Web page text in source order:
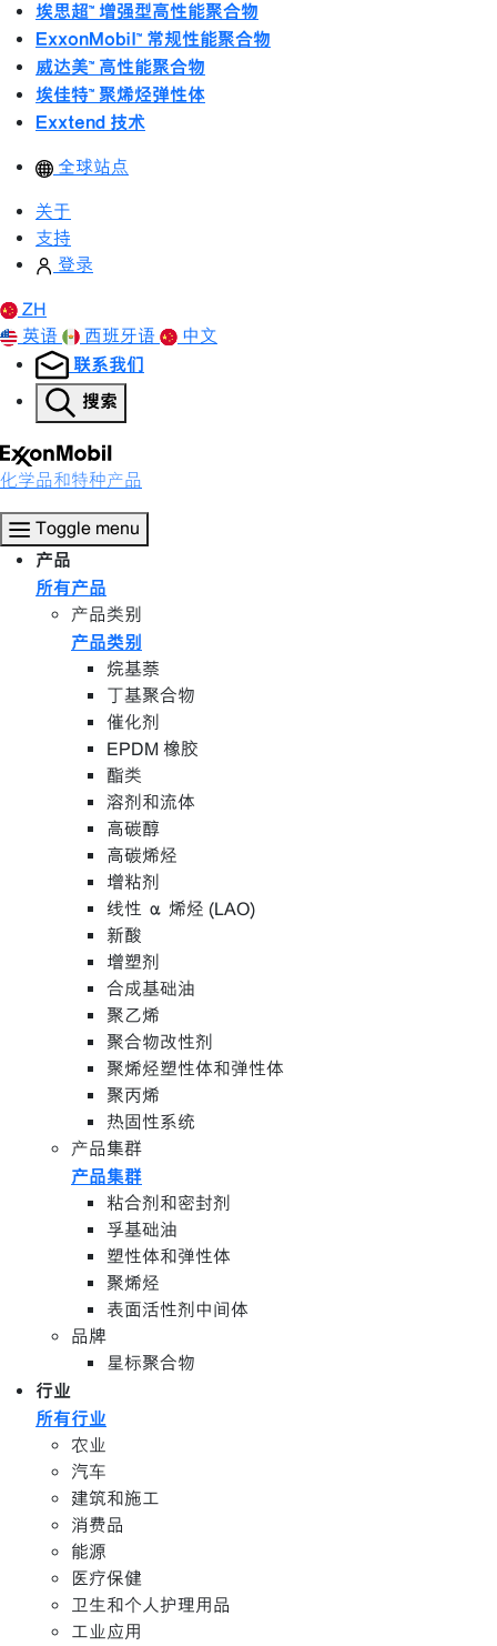
埃思超™ 增强型高性能聚合物
ExxonMobil™ 常规性能聚合物
威达美™ 高性能聚合物
埃佳特™ 聚烯烃弹性体
Exxtend 技术
全球站点
关于
支持
登录
ZH
英语
西班牙语 中文
联系我们
搜索
化学品和特种产品
Toggle menu
产品
所有产品
产品类别
产品类别
烷基萘
丁基聚合物
催化剂
EPDM 橡胶
酯类
溶剂和流体
高碳醇
高碳烯烃
增粘剂
线性 α 烯烃 (LAO)
新酸
增塑剂
合成基础油
聚乙烯
聚合物改性剂
聚烯烃塑性体和弹性体
聚丙烯
热固性系统
产品集群
产品集群
粘合剂和密封剂
孚基础油
塑性体和弹性体
聚烯烃
表面活性剂中间体
品牌
星标聚合物
行业
所有行业
农业
汽车
建筑和施工
消费品
能源
医疗保健
卫生和个人护理用品
工业应用